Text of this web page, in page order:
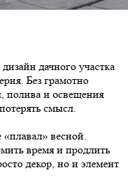
дачного участка
Без грамотно
полива и освещения
смысл.
весной.
время и продлить
декор, но и элемент